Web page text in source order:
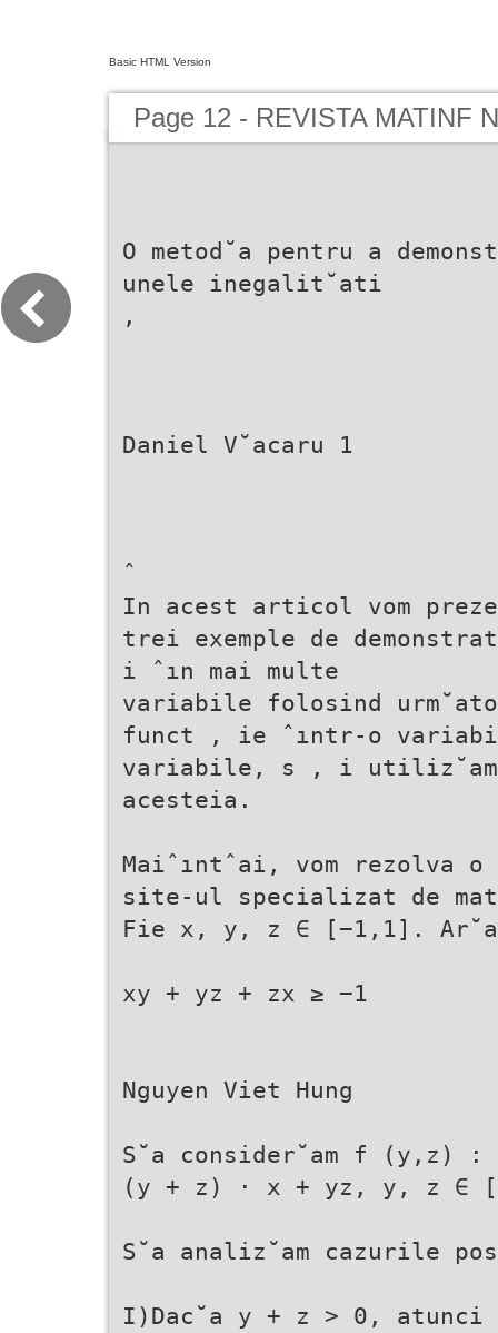
Basic HTML Version
Page 12 - REVISTA MATINF
O metod˘a pentru a
unele inegalit˘ati
,
Daniel V˘acaru 1
ˆ
In acest articol vom
trei exemple de
i ˆın mai multe
variabile folosind
funct , ie ˆıntr-o
variabile, s , i
acesteia.
Maiˆıntˆai, vom rezolva o
site-ul specializat de
Fie x, y, z ∈ [−1,1].
xy + yz + zx ≥ −1
Nguyen Viet Hung
S˘a consider˘am f
(y + z) · x + yz, y, z ∈
S˘a analiz˘am cazurile
I)Dac˘a y + z > 0,